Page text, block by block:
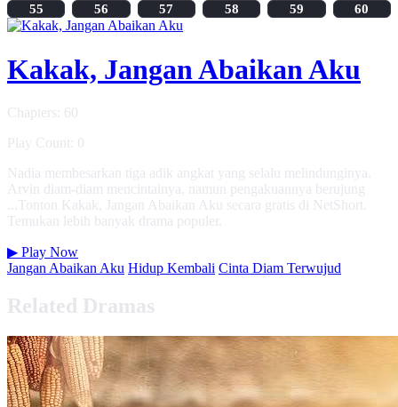
55
56 57 58 59 60
Kakak, Jangan Abaikan Aku
Chapters: 60
Play Count: 0
Nadia membesarkan tiga adik angkat yang selalu melindunginya.
Arvin diam-diam mencintainya, namun pengakuannya berujung
...Tonton Kakak, Jangan Abaikan Aku secara gratis di NetShort.
Temukan lebih banyak drama populer.
▶ Play Now
Jangan Abaikan Aku Hidup Kembali Cinta Diam Terwujud
Related Dramas